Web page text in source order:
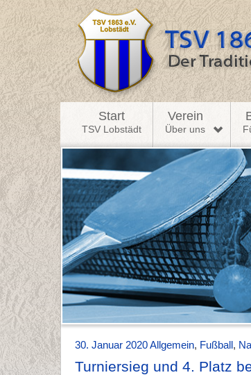
Start
TSV Lobstädt
Verein
Über uns
30. Januar 2020Allgemein, Fußball,
Turniersieg und 4. Platz